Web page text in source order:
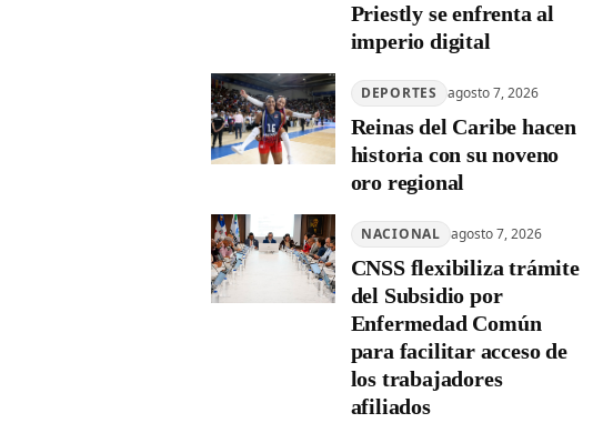
Priestly se enfrenta al
imperio digital
DEPORTES agosto 7, 2026
Reinas del Caribe hacen
historia con su noveno
oro regional
NACIONAL agosto 7, 2026
CNSS flexibiliza trámite
del Subsidio por
Enfermedad Común
para facilitar acceso de
los trabajadores
afiliados